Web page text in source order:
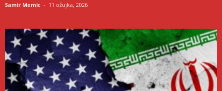
Samir Memic - 11 ožujka, 2026